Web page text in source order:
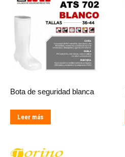
Bota de seguridad blanca
Leer más